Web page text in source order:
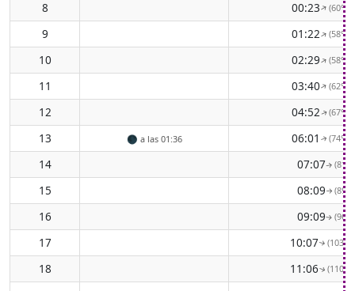
8
00:23↑(60°
9 01:22↑(58°
10 02:29↑(58°
11 03:40↑(62°
12 04:52↑(67°
13 🌑 a las 01:36 06:01 ↑(74°
14 07:07↑(81°
15 08:09↑(89°
16 09:09↑(96°
17 10:07↑(103°
18 11:06↑(110°